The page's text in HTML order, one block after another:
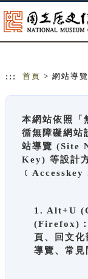
::: 首頁 > 網站導覽
本網站依照「
循無障礙網站
站導覽 (Site
Key) 等設計
﹝Accesskey
1. Alt+U
(Firefox)：
頁、回文
導覽、常見